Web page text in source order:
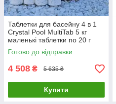
Таблетки для басейну 4 в 1
Crystal Pool MultiTab 5 кг
маленькі таблетки по 20 г
Готово до відправки
4 508 ₴ 5 635 ₴
Купити